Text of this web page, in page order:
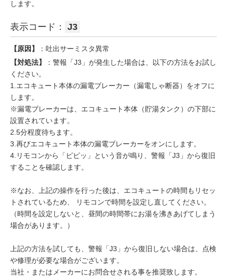
します。
表示コード： J3
【原因】
：吐出サーミスタ異常
【対処法】
：警報「J3」が発生した場合は、以下の方法をお試し
ください。
1.エコキュート本体の漏電ブレーカー（漏電しゃ断器）をオフに
します。
※漏電ブレーカーは、エコキュート本体（貯湯タンク）の下部に
設置されています。
2.5分程度待ちます。
3.再びエコキュート本体の漏電ブレーカーをオンにします。
4.リモコンから「ピピッ」という音が鳴り、警報「J3」から復旧
することを確認します。
※なお、上記の操作を行った後は、エコキュートの時間もリセッ
トされているため、 リモコンで時間を設定し直してください。
（時間を設定しないと、昼間の時間帯にお湯を沸きあげてしまう
場合があります。）
上記の方法を試しても、警報「J3」から復旧しない場合は、点検
や修理が必要な場合がございます。
当社・またはメーカーにお問合せされる事を推奨致します。